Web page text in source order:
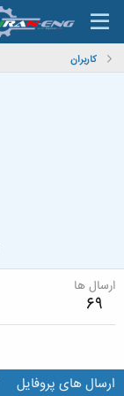
کاربران
ارسال ها
69
ارسال های پروفایل